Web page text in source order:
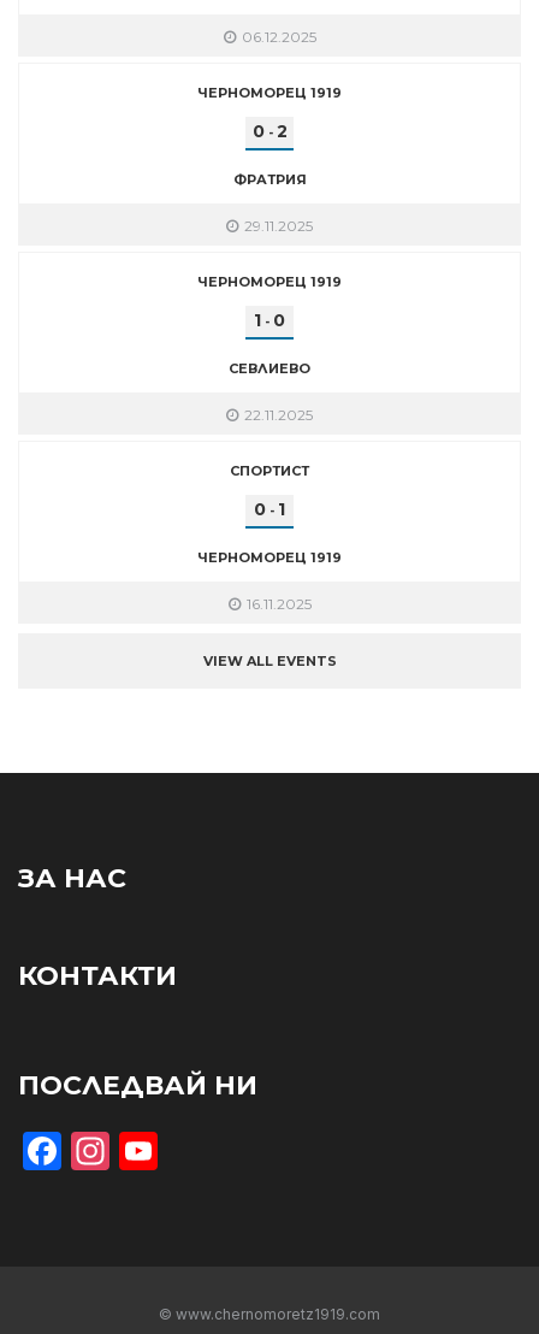
06.12.2025
ЧЕРНОМОРЕЦ 1919
0- 2
ФРАТРИЯ
29.11.2025
ЧЕРНОМОРЕЦ 1919
1 - 0
СЕВЛИЕВО
22.11.2025
СПОРТИСТ
0 - 1
ЧЕРНОМОРЕЦ 1919
16.11.2025
VIEW ALL EVENTS
ЗА НАС
КОНТАКТИ
ПОСЛЕДВАЙ НИ
Facebook
Instagram
© www.chernomoretz1919.com